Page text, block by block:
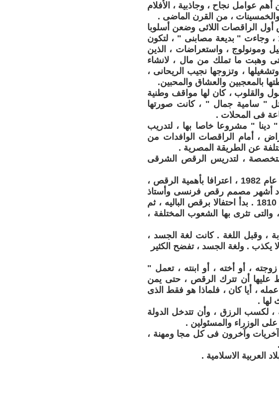
عوامل نجاح ، وجاذبية ، الأفلام
، والخمسينات ، من القرن الماضى .
الراقصات اللائى وضعن أسلوبا
مميزا للرقص الشرقى ، فى الفترة تقريبا بين 1860 – 1926 ، وجاءت " بديعة مصابنى " ، لتكون
ومونولوج ، واستعراضات ، الذين
وهبت ما تملك من مال ، لانشاء
، وتزوجها نجيب الريحانى ،
بالمعجبين والعشاق والمحبين.
والقلوب ، كان لها مواقف وطنية
" سامية جمال " ، كانت صورتها
فى المحلات .
" مشروعا خاصا بها ، لتدريب
، أمام الراقصات الوافدات من
عن الطريقة المصرية .
، لتدريس الرقص الشرقى
وهناك ما يعرف باليوم العالمى للرقص ، يوم 29 أبريل ، منذ عام 1982 ، اعترافا بأهمية الرقص ،
ميلاد أشهر مصمم رقص فرنسى وأستاذ
باليه عالمى ، جان جورج نوفير" 29 أبريل 1727 - 15 أكتوبر 1810 . بدأ احتفالا برقص الباليه ، ثم
تثرى بها الشعوب المختلفة ،
، وقبل اللغة . كانت لغة الجسد ،
يكذب . ولغة الجسد ، تفضح الكثير
، أو أخته ، أو ابنته ، تعمل "
عليها أن تترك الرقص ، حتى يمن
، أيا كان ، فلماذا هو فقط الذى
لها .
، لكسب الرزق ، وأن تتدخل الدولة
الوزراء والمسئولين .
آخريات وآخرون فى كل مجا ومهنة ،
العربية الاسلامية .